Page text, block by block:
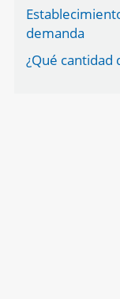
demanda
¿Qué cantidad